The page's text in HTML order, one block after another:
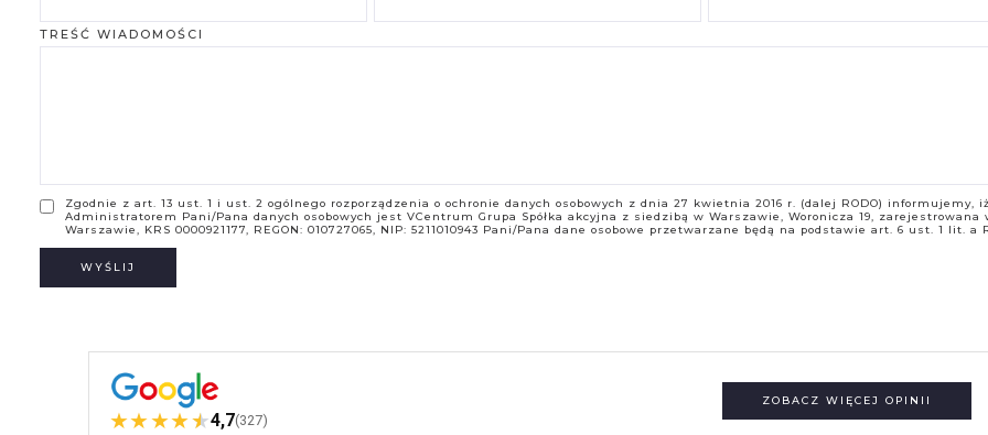
TREŚĆ WIADOMOŚCI
Zgodnie z art. 13 ust. 1 i ust. 2 ogólnego rozporządzenia o ochronie danych osobowych z dnia 27 kwietnia 2016 r. (dalej RODO) informujemy, iż
Administratorem Pani/Pana danych osobowych jest VCentrum Grupa Spółka akcyjna z siedzibą w Warszawie, Woronicza 19, zarejestrowana
Warszawie, KRS 0000921177, REGON: 010727065, NIP: 5211010943 Pani/Pana dane osobowe przetwarzane będą na podstawie art. 6 ust. 1 lit. a
★★★★★4,7(327)
ZOBACZ WIĘCEJ OPINII